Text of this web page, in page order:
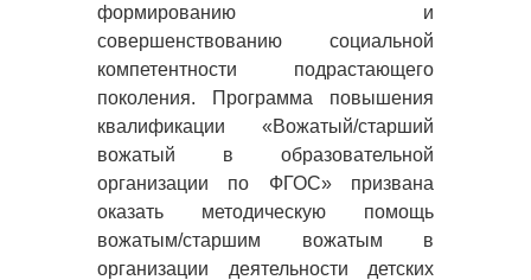
формированию и
совершенствованию социальной
компетентности подрастающего
поколения. Программа повышения
квалификации «Вожатый/старший
вожатый в образовательной
организации по ФГОС» призвана
оказать методическую помощь
вожатым/старшим вожатым в
организации деятельности детских